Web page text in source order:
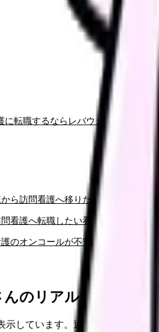
に転職するならレバウェル看護で相談
ら訪問看護へ移りたい看護師さんへ
看護へ転職したい看護師さんへ
のオンコールが不安な看護師へ
のリアル相談
しています。近い悩みに共感し